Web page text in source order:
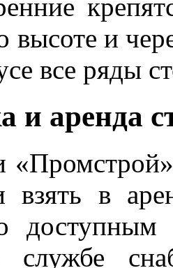
высоте и
все ряды
и аренда
взять в
службе